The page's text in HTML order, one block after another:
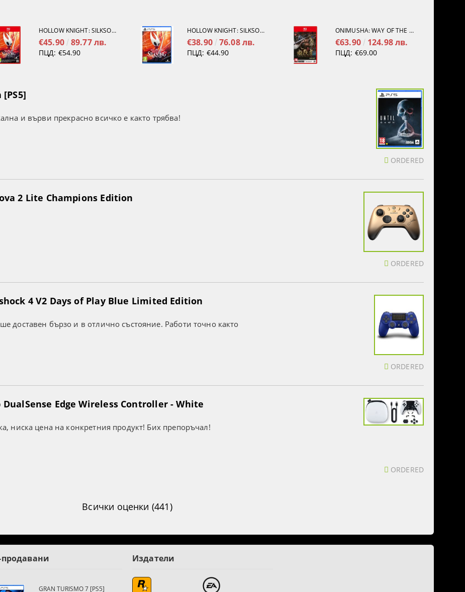
HOLLOW KNIGHT: SILKSONG [NINTENDO SWITCH 2]
€45.90 89.77 лв.
ПЦД: €54.90
HOLLOW KNIGHT: SILKSONG [PS5]
€38.90 76.08 лв.
ПЦД: €44.90
ONIMUSHA: WAY OF THE SWORD [NINTENDO SWITCH 2]
€63.90 124.98 лв.
ПЦД: €69.00
и върви прекрасно всичко е както трябва!
ORDERED
2 Lite Champions Edition
ORDERED
4 V2 Days of Play Blue Limited Edition
доставен бързо и в отлично състояние. Работи точно както
ORDERED
DualSense Edge Wireless Controller - White
ниска цена на конкретния продукт! Бих препоръчал!
ORDERED
Всички оценки (441)
GRAN TURISMO 7 [PS5]
Издатели